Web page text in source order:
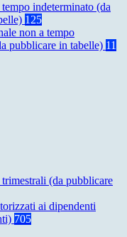
indeterminato (da
125
non a tempo
pubblicare in tabelle) 11
trimestrali (da pubblicare
ai dipendenti
705